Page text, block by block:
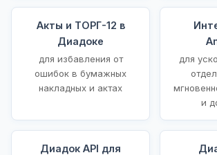
Акты и ТОРГ-12 в
Диадоке
для избавления от
ошибок в бумажных
накладных и актах
для
и
Диадок API для